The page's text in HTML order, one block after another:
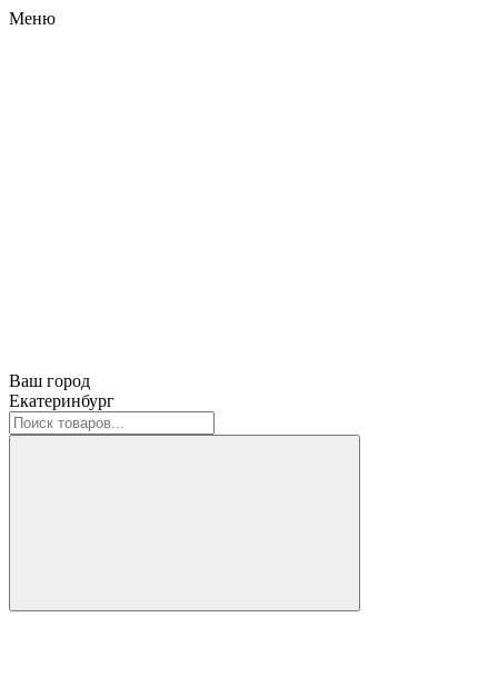
Меню
Ваш город
Екатеринбург